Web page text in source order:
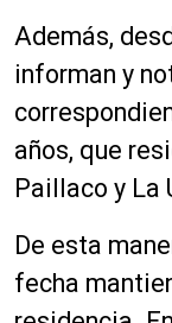
Además,
informan y
años, que
Paillaco y La
De esta
fecha